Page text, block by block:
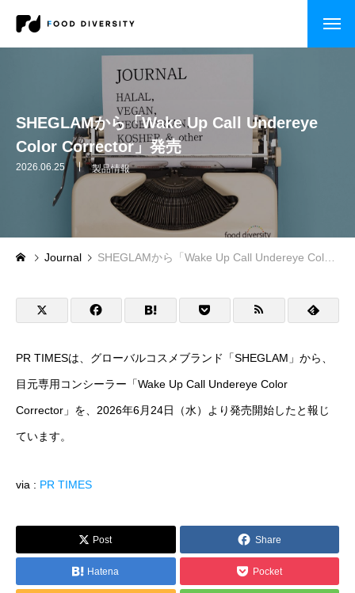
自治体・行政の方へ
セミナー・研修
企業事例
自治体事例
運営メディア
FoodDiversity.today
キャリアダイバーシティ
日本素食餐廳攻略
SHEGLAMから「Wake Up Call Undereye
Color Corrector」発売
2026.06.25 製品情報
Journal SHEGLAMから「Wake Up Call Undereye Color Corrector」発売
PR TIMESは、グローバルコスメブランド「SHEGLAM」から、
目元専用コンシーラー「Wake Up Call Undereye Color
Corrector」を、2026年6月24日（水）より発売開始したと報じ
ています。
via : PR TIMES
Post Share
Hatena Pocket